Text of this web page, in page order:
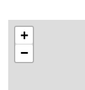
+
−